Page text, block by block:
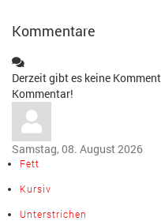
Kommentare
Derzeit gibt es keine
Kommentar!
Samstag, 08. August 2026
Fett
Kursiv
Unterstrichen